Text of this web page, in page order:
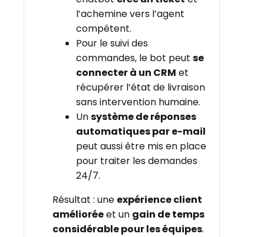
l’achemine vers l’agent
compétent.
Pour le suivi des
commandes, le bot peut se
connecter à un CRM et
récupérer l’état de livraison
sans intervention humaine.
Unsystème de réponses
automatiques par e-mail
peut aussi être mis en place
pour traiter les demandes
24/7.
Résultat : une expérience client
amélioréeet un gain de temps
considérable pour les équipes.